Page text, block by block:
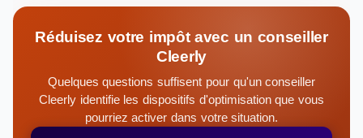
Réduisez votre impôt avec un conseiller
Cleerly
Quelques questions suffisent pour qu'un conseiller
Cleerly identifie les dispositifs d'optimisation que vous
pourriez activer dans votre situation.